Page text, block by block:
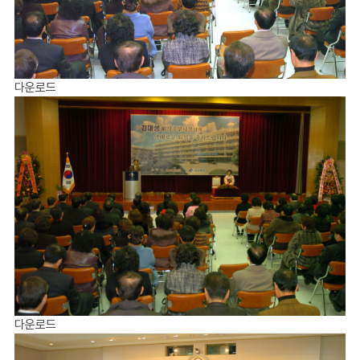
다운로드
다운로드